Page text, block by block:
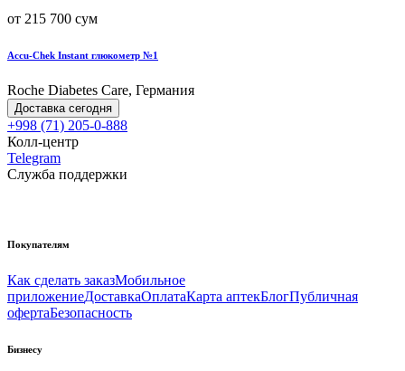
от 215 700 сум
Accu-Chek Instant глюкометр №1
Roche Diabetes Care, Германия
Доставка сегодня
+998 (71) 205-0-888
Колл-центр
Telegram
Служба поддержки
Покупателям
Как сделать заказМобильное
приложениеДоставкаОплатаКарта аптекБлогПубличная
офертаБезопасность
Бизнесу